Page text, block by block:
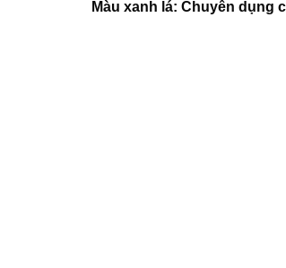
Màu xanh lá: Chuyên dụng